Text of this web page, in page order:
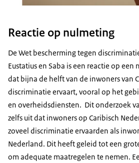
Reactie op nulmeting
De Wet bescherming tegen
Eustatius en Saba is een reactie op
dat bijna de helft van de inwoners van
discriminatie ervaart, vooral op het
en overheidsdiensten. Dit onderzoek
zelfs uit dat inwoners op Caribisch
zoveel discriminatie ervaarden als
Nederland. Dit heeft geleid tot een
om adequate maatregelen te nemen.